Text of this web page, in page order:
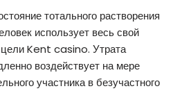
тотального растворения
использует весь свой
Kent casino. Утрата
воздействует на мере
участника в безучастного